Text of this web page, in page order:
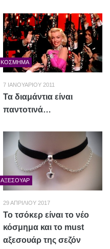
ΚΌΣΜΗΜΑ
7 ΙΑΝΟΥΑΡΊΟΥ 2011
Τα διαμάντια είναι
παντοτινά…
ΑΞΕΣΟΥΆΡ
29 ΑΠΡΙΛΊΟΥ 2017
Το τσόκερ είναι το νέο
κόσμημα και το must
αξεσουάρ της σεζόν